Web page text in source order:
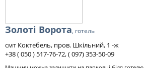
Золоті Ворота, готель
смт Коктебель, пров. Шкільний, 1 -ж
+38 ( 050 ) 517-76-72, ( 097) 353-50-09